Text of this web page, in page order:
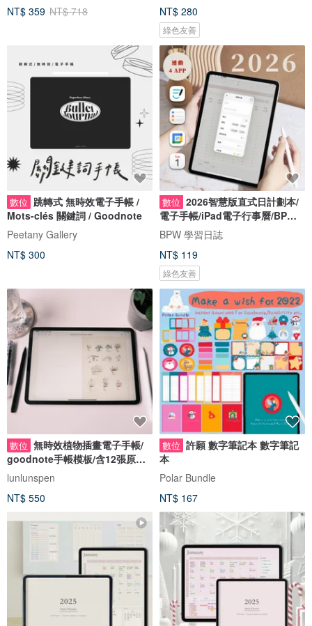
NT$ 359 NT$ 718
NT$ 280
綠色友善
數位 跳轉式 無時效電子手帳 /
Mots-clés 關鍵詞 / Goodnote
Peetany Gallery
NT$ 300
數位 2026智慧版直式日計劃本/
電子手帳/iPad電子行事曆/BPW
Goodnote
BPW 學習日誌
NT$ 119
綠色友善
數位 無時效植物插畫電子手帳/
goodnote手帳模板/含12張原創
插畫/貼紙
lunlunspen
NT$ 550
數位 許願 數字筆記本 數字筆記
本
Polar Bundle
NT$ 167